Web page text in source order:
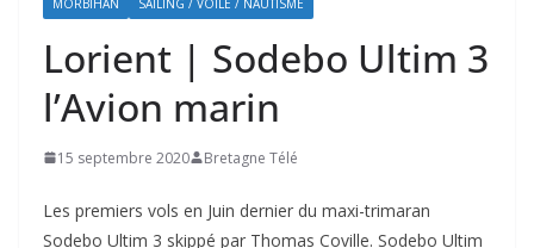
MORBIHAN SAILING / VOILE / NAUTISME
Lorient | Sodebo Ultim 3
l’Avion marin
15 septembre 2020 Bretagne Télé
Les premiers vols en Juin dernier du maxi-trimaran
Sodebo Ultim 3 skippé par Thomas Coville. Sodebo Ultim